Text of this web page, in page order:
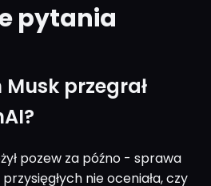
pytania
Musk przegrał
pozew za późno - sprawa
nie oceniała, czy